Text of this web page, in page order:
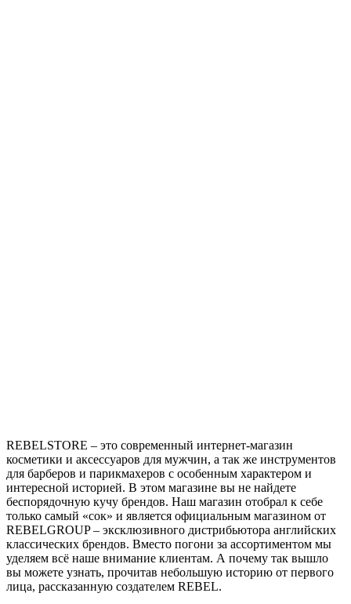
REBELSTORE – это современный интернет-магазин
косметики и аксессуаров для мужчин, а так же инструментов
для барберов и парикмахеров с особенным характером и
интересной историей. В этом магазине вы не найдете
беспорядочную кучу брендов. Наш магазин отобрал к себе
только самый «сок» и является официальным магазином от
REBELGROUP – эксклюзивного дистрибьютора английских
классических брендов. Вместо погони за ассортиментом мы
уделяем всё наше внимание клиентам. А почему так вышло
вы можете узнать, прочитав небольшую историю от первого
лица, рассказанную создателем REBEL.